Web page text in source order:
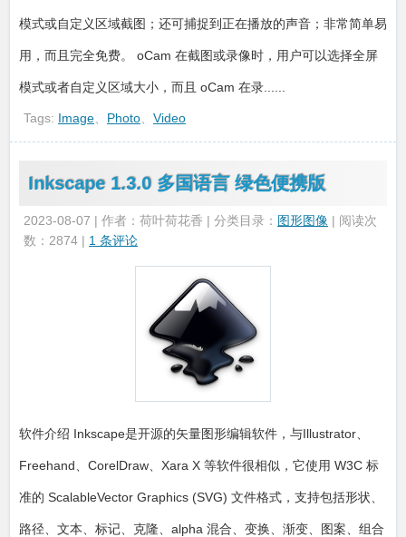
模式或自定义区域截图；还可捕捉到正在播放的声音；非常简单易
用，而且完全免费。 oCam 在截图或录像时，用户可以选择全屏
模式或者自定义区域大小，而且 oCam 在录......
Tags: Image Photo Video
Inkscape 1.3.0 多国语言 绿色便携版
2023-08-07 | 作者：荷叶荷花香 | 分类目录： 图形图像 | 阅读次
数：2874 | 1 条评论
软件介绍 Inkscape是开源的矢量图形编辑软件，与Illustrator、
Freehand、CorelDraw、Xara X 等软件很相似，它使用 W3C 标
准的 ScalableVector Graphics (SVG) 文件格式，支持包括形状、
路径、文本、标记、克隆、alpha 混合、变换、渐变、图案、组合